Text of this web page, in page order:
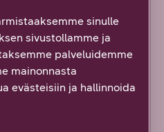
tekoälystä, oli sitten
sinulle
sivustollamme ja
palveluidemme
mainonnasta
evästeisiin ja hallinnoida